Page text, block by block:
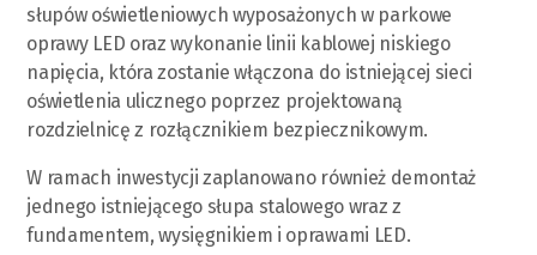
słupów oświetleniowych wyposażonych w parkowe
oprawy LED oraz wykonanie linii kablowej niskiego
napięcia, która zostanie włączona do istniejącej sieci
oświetlenia ulicznego poprzez projektowaną
rozdzielnicę z rozłącznikiem bezpiecznikowym.
W ramach inwestycji zaplanowano również demontaż
jednego istniejącego słupa stalowego wraz z
fundamentem, wysięgnikiem i oprawami LED.